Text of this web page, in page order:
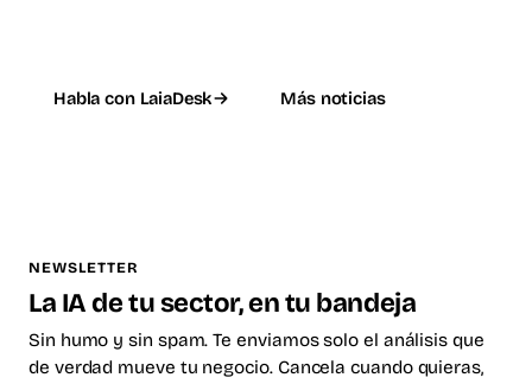
Habla con LaiaDesk Más noticias
NEWSLETTER
La IA de tu sector, en tu bandeja
Sin humo y sin spam. Te enviamos solo el análisis que
de verdad mueve tu negocio. Cancela cuando quieras,